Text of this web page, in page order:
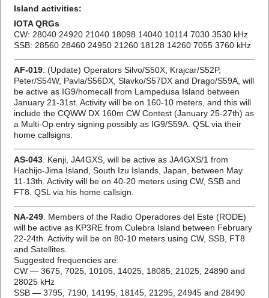
Island activities:
IOTA QRGs
CW: 28040 24920 21040 18098 14040 10114 7030 3530 kHz
SSB: 28560 28460 24950 21260 18128 14260 7055 3760 kHz
AF-019 . (Update) Operators Silvo/S50X, Krajcar/S52P,
Peter/S54W, Pavla/S56DX, Slavko/S57DX and Drago/S59A, will
be active as IG9/homecall from Lampedusa Island between
January 21-31st. Activity will be on 160-10 meters, and this will
include the CQWW DX 160m CW Contest (January 25-27th) as
a Multi-Op entry signing possibly as IG9/S59A. QSL via their
home callsigns.
AS-043 . Kenji, JA4GXS, will be active as JA4GXS/1 from
Hachijo-Jima Island, South Izu Islands, Japan, between May
11-13th. Activity will be on 40-20 meters using CW, SSB and
FT8. QSL via his home callsign.
NA-249 . Members of the Radio Operadores del Este (RODE)
will be active as KP3RE from Culebra Island between February
22-24th. Activity will be on 80-10 meters using CW, SSB, FT8
and Satellites.
Suggested frequencies are:
CW — 3675, 7025, 10105, 14025, 18085, 21025, 24890 and
28025 kHz
SSB — 3795, 7190, 14195, 18145, 21295, 24945 and 28490